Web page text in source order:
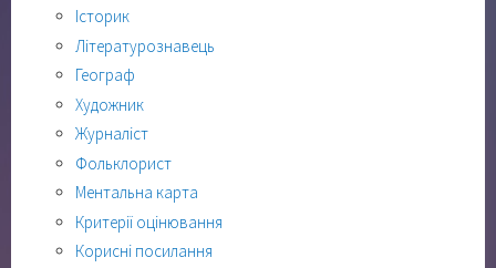
Історик
Літературознавець
Географ
Художник
Журналіст
Фольклорист
Ментальна карта
Критерії оцінювання
Корисні посилання